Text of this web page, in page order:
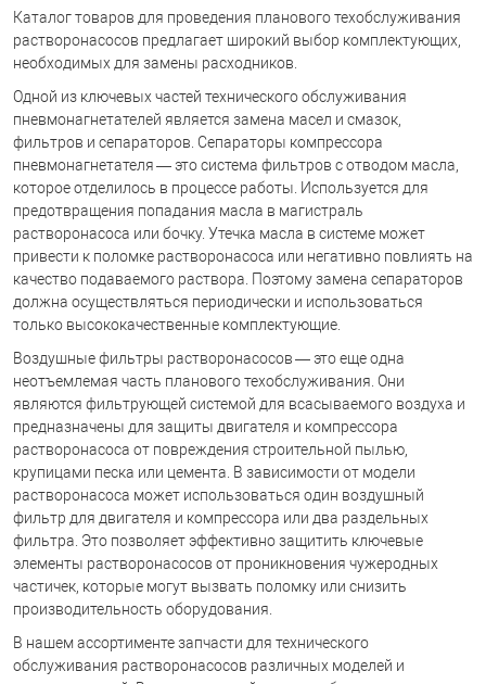
Каталог товаров для проведения планового техобслуживания
растворонасосов предлагает широкий выбор комплектующих,
необходимых для замены расходников.
Одной из ключевых частей технического обслуживания
пневмонагнетателей является замена масел и смазок,
фильтров и сепараторов. Сепараторы компрессора
пневмонагнетателя — это система фильтров с отводом масла,
которое отделилось в процессе работы. Используется для
предотвращения попадания масла в магистраль
растворонасоса или бочку. Утечка масла в системе может
привести к поломке растворонасоса или негативно повлиять на
качество подаваемого раствора. Поэтому замена сепараторов
должна осуществляться периодически и использоваться
только высококачественные комплектующие.
Воздушные фильтры растворонасосов — это еще одна
неотъемлемая часть планового техобслуживания. Они
являются фильтрующей системой для всасываемого воздуха и
предназначены для защиты двигателя и компрессора
растворонасоса от повреждения строительной пылью,
крупицами песка или цемента. В зависимости от модели
растворонасоса может использоваться один воздушный
фильтр для двигателя и компрессора или два раздельных
фильтра. Это позволяет эффективно защитить ключевые
элементы растворонасосов от проникновения чужеродных
частичек, которые могут вызвать поломку или снизить
производительность оборудования.
В нашем ассортименте запчасти для технического
обслуживания растворонасосов различных моделей и